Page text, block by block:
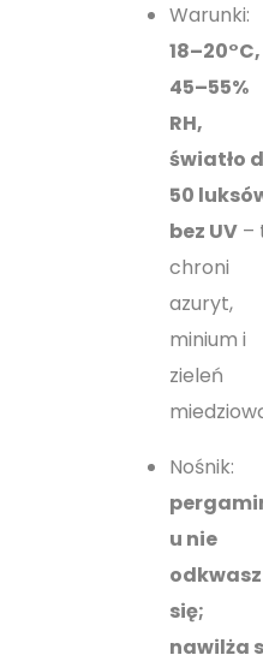
Warunki:
18–20°C,
45–55%
RH,
światło
50
bez UV –
chroni
azuryt,
minium i
zieleń
Nośnik:
u nie
się;
nawilża